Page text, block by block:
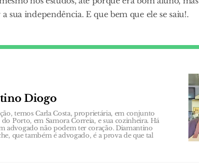
sua independência. E que bem que ele se saiu!.
Diogo
temos Carla Costa, proprietária, em conjunto
Porto, em Samora Correia, e sua cozinheira. Há
advogado não podem ter coração. Diamantino
que também é advogado, é a prova de que tal